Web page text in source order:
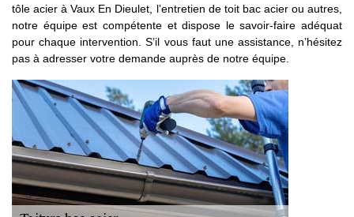
tôle acier à Vaux En Dieulet, l’entretien de toit bac acier ou autres,
notre équipe est compétente et dispose le savoir-faire adéquat
pour chaque intervention. S’il vous faut une assistance, n’hésitez
pas à adresser votre demande auprès de notre équipe.